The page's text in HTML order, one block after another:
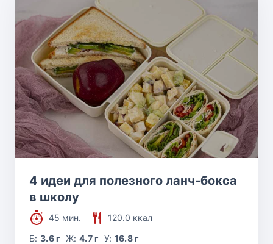
4 идеи для полезного ланч-бокса
в школу
45 мин.
120.0 ккал
Б:3.6 г Ж: 4.7 г У: 16.8 г